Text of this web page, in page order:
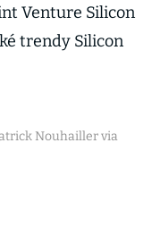
Venture Silicon
trendy Silicon
Nouhailler via